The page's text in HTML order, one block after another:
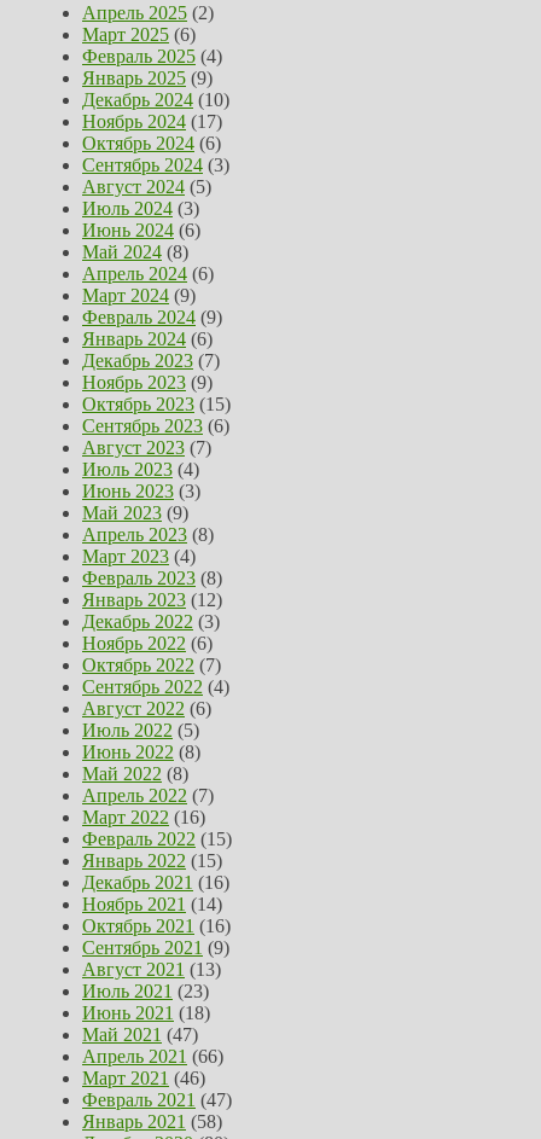
Апрель 2025 (2)
Март 2025 (6)
Февраль 2025 (4)
Январь 2025 (9)
Декабрь 2024 (10)
Ноябрь 2024 (17)
Октябрь 2024 (6)
Сентябрь 2024 (3)
Август 2024 (5)
Июль 2024 (3)
Июнь 2024 (6)
Май 2024 (8)
Апрель 2024 (6)
Март 2024 (9)
Февраль 2024 (9)
Январь 2024 (6)
Декабрь 2023 (7)
Ноябрь 2023 (9)
Октябрь 2023 (15)
Сентябрь 2023 (6)
Август 2023 (7)
Июль 2023 (4)
Июнь 2023 (3)
Май 2023 (9)
Апрель 2023 (8)
Март 2023 (4)
Февраль 2023 (8)
Январь 2023 (12)
Декабрь 2022 (3)
Ноябрь 2022 (6)
Октябрь 2022 (7)
Сентябрь 2022 (4)
Август 2022 (6)
Июль 2022 (5)
Июнь 2022 (8)
Май 2022 (8)
Апрель 2022 (7)
Март 2022 (16)
Февраль 2022 (15)
Январь 2022 (15)
Декабрь 2021 (16)
Ноябрь 2021 (14)
Октябрь 2021 (16)
Сентябрь 2021 (9)
Август 2021 (13)
Июль 2021 (23)
Июнь 2021 (18)
Май 2021 (47)
Апрель 2021 (66)
Март 2021 (46)
Февраль 2021 (47)
Январь 2021 (58)